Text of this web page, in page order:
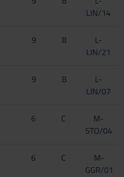
LIN/14
9 B
L-
LIN/21
9 B
L-
LIN/07
6 C
M-
STO/04
6 C
M-
GGR/01